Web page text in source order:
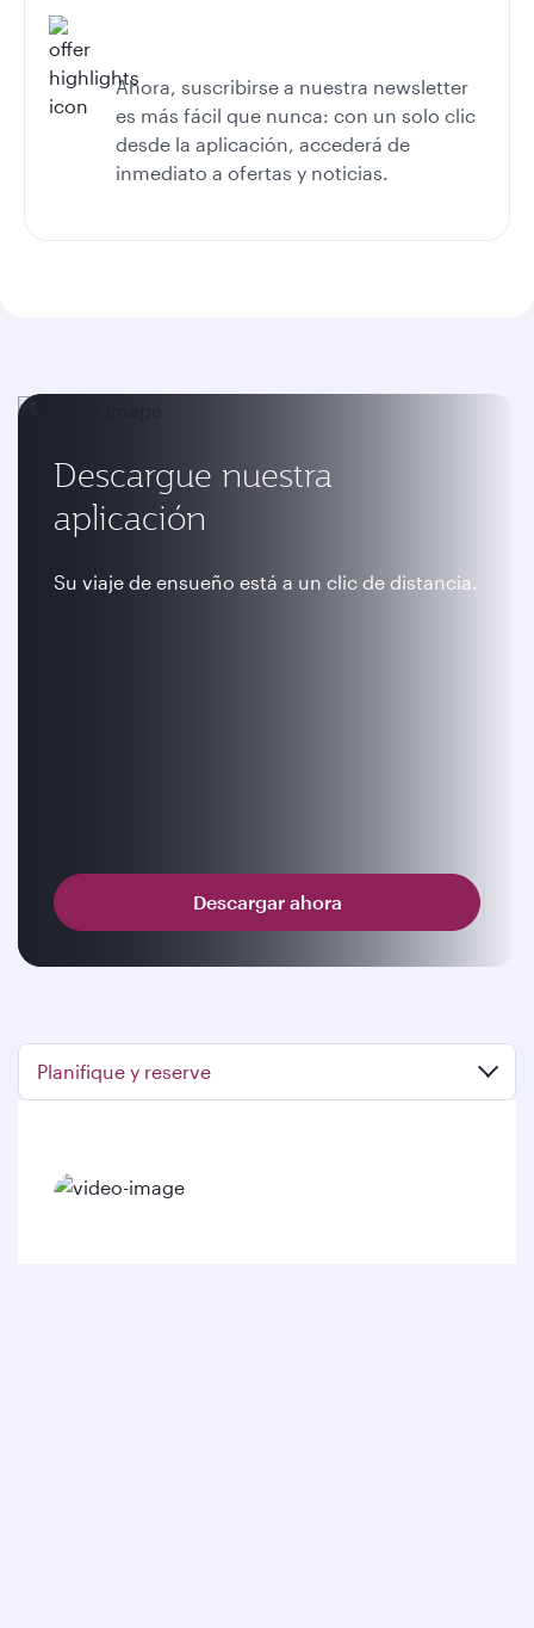
Ahora, suscribirse a nuestra newsletter
es más fácil que nunca: con un solo clic
desde la aplicación, accederá de
inmediato a ofertas y noticias.
Descargue nuestra
aplicación
Su viaje de ensueño está a un clic de distancia.
Descargar ahora
Planifique y reserve